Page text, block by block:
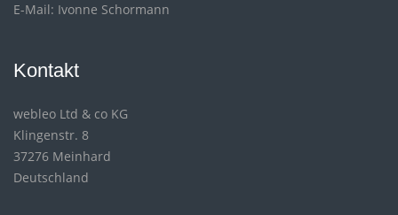
E-Mail: Ivonne Schormann
Kontakt
webleo Ltd & co KG
Klingenstr. 8
37276 Meinhard
Deutschland